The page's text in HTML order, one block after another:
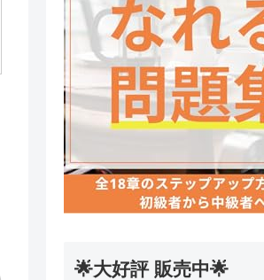
🌟大好評 販売中🌟